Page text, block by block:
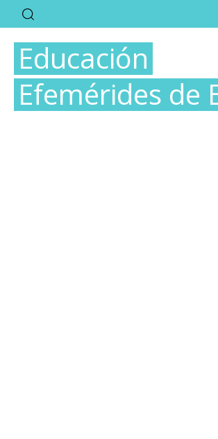
Educación
Efemérides de